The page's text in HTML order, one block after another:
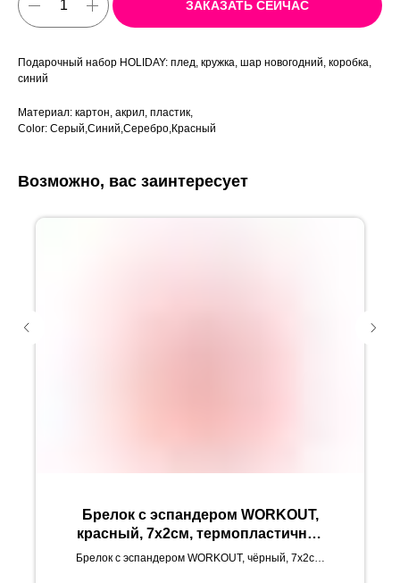
ЗАКАЗАТЬ СЕЙЧАС
Подарочный набор HOLIDAY: плед, кружка, шар новогодний, коробка,
синий
Материал: картон, акрил, пластик,
Color: Серый,Синий,Серебро,Красный
Возможно, вас заинтересует
Брелок с эспандером WORKOUT,
красный, 7х2см, термопластичная
резина, текстиль, 6,9*11*1,7см
Брелок с эспандером WORKOUT, чёрный, 7х2см,